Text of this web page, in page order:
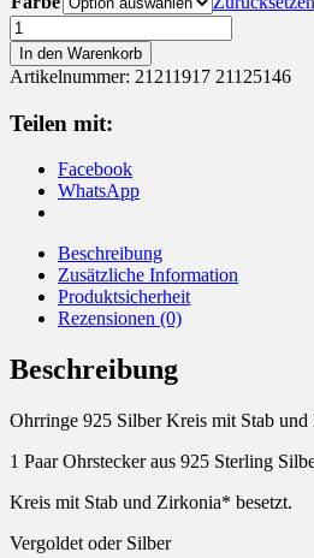
Ohrringe
925
Silber
Kreis
mit
Stab
Zirkonia
Menge
In den Warenkorb
Artikelnummer: 21211917 21125146
Teilen mit:
Facebook
WhatsApp
Beschreibung
Zusätzliche Information
Produktsicherheit
Rezensionen (0)
Beschreibung
Ohrringe 925 Silber Kreis mit Stab und
1 Paar Ohrstecker aus 925 Sterling
Kreis mit Stab und Zirkonia* besetzt.
Vergoldet oder Silber